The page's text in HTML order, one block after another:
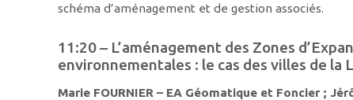
schéma d’aménagement et de gestion associés.
11:20 – L’aménagement des Zones
environnementales : le cas des villes de la
Marie FOURNIER – EA Géomatique et Foncier ;